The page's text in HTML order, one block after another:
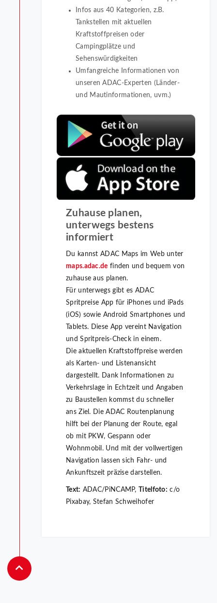
Infos aus 40 Kategorien, z.B.
Tankstellen mit aktuellen
Kraftstoffpreisen oder
Campingplätze und
Sehenswürdigkeiten
Umfangreiche Informationen von
unseren ADAC-Experten (Länder-
und Mautinformationen, uvm.)
Zuhause planen,
unterwegs bestens
informiert
Du kannst ADAC Maps im Web unter
maps.adac.de finden und bequem von
zuhause aus planen.
Für unterwegs gibt es ADAC
Spritpreise App für iPhones und iPads
(iOS) sowie Android Smartphones und
Tablets. Diese App vereint Navigation
und Spritpreis-Check in einem.
Die aktuellen Kraftstoffpreise werden
als Karten- und Listenansicht
dargestellt. Dank Informationen zu
Verkehrslage in Echtzeit und Angaben
zu Baustellen kommst du schneller
ans Ziel. Die ADAC Routenplanung
hilft bei der Planung der Route, egal
ob mit PKW, Gespann oder
Wohnmobil. Und mit der vollwertigen
Navigation lassen sich Fahr- und
Ankunftszeit präzise darstellen.
Text: ADAC/PiNCAMP, Titelfoto: c/o
Pixabay, Stefan Schweihofer